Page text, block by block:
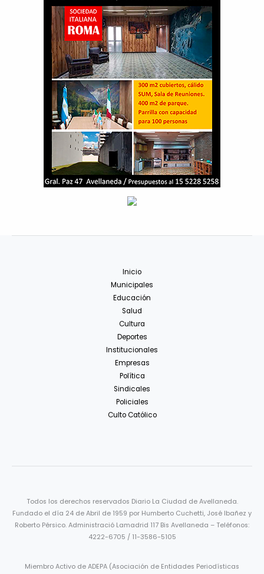
Inicio
Municipales
Educación
Salud
Cultura
Deportes
Institucionales
Empresas
Política
Sindicales
Policiales
Culto Católico
Todos los derechos reservados Diario La Ciudad de Avellaneda.
Fundado el día 24 de Abril de 1959 por Humberto Cuchetti, José Ibañez y
Roberto Pérsico. Administració Lamadrid 117 Bis Avellaneda – Teléfonos:
4222-6705 / 11-3586-5105
Miembro Activo de ADEPA (Asociación de Entidades Periodísticas